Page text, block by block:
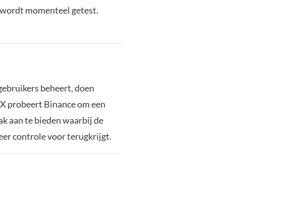
momenteel getest.
beheert, doen
probeert Binance om een
aan te bieden waarbij de
controle voor terugkrijgt.